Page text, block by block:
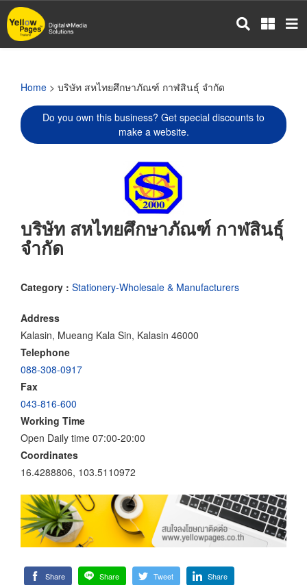
Skip
to
main
Home > บริษัท สหไทยศึกษาภัณฑ์ กาฬสินธุ์ จำกัด
Do you own this business? Get special discounts to
make a website.
บริษัท สหไทยศึกษาภัณฑ์ กาฬสินธุ์
จำกัด
Category : Stationery-Wholesale & Manufacturers
Address
Kalasin, Mueang Kala Sin, Kalasin 46000
Telephone
088-308-0917
Fax
043-816-600
Working Time
Open Daily time 07:00-20:00
Coordinates
16.4288806, 103.5110972
Share Share Tweet Share